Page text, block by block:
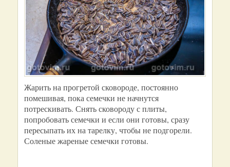
Жарить на прогретой сковороде, постоянно
помешивая, пока семечки не начнутся
потрескивать. Снять сковороду с плиты,
попробовать семечки и если они готовы, сразу
пересыпать их на тарелку, чтобы не подгорели.
Соленые жареные семечки готовы.